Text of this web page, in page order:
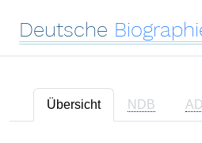
Deutsche
Übersicht NDB